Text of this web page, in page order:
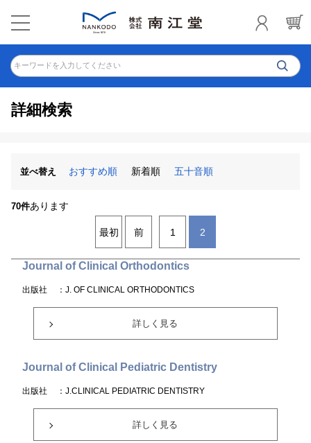
キーワードを入力してください
詳細検索
並べ替え おすすめ順 新着順 五十音順
70件あります
最初 前 1 2
Journal of Clinical Orthodontics
出版社 ：J. OF CLINICAL ORTHODONTICS
詳しく見る
Journal of Clinical Pediatric Dentistry
出版社 ：J.CLINICAL PEDIATRIC DENTISTRY
詳しく見る